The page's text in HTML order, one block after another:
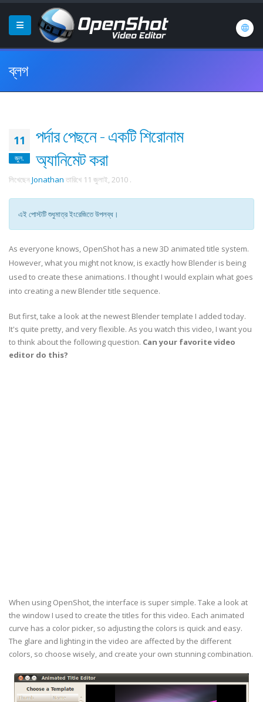
ব্লগ
11
জুল.
পর্দার পেছনে - একটি শিরোনাম
অ্যানিমেট করা
লিখেছেন Jonathan তারিখে 11 জুলাই, 2010 .
এই পোস্টটি শুধুমাত্র ইংরেজিতে উপলব্ধ।
As everyone knows, OpenShot has a new 3D animated title system.
However, what you might not know, is exactly how Blender is being
used to create these animations. I thought I would explain what goes
into creating a new Blender title sequence.
But first, take a look at the newest Blender template I added today.
It's quite pretty, and very flexible. As you watch this video, I want you
to think about the following question. Can your favorite video
editor do this?
When using OpenShot, the interface is super simple. Take a look at
the window I used to create the titles for this video. Each animated
curve has a color picker, so adjusting the colors is quick and easy.
The glare and lighting in the video are affected by the different
colors, so choose wisely, and create your own stunning combination.